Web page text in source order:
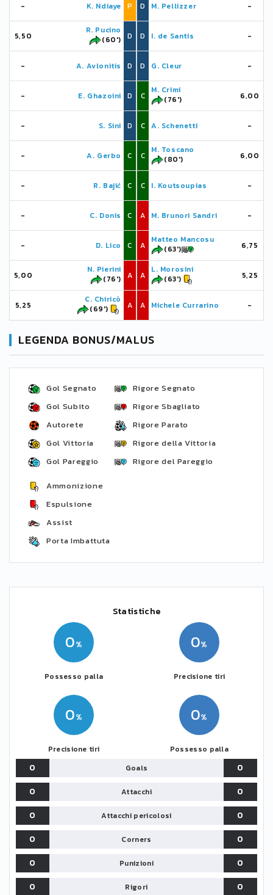
- K. Ndiaye P
5,50
R. Pucino
(60')
D
- A. Avlonitis D
- E. Ghazoini D
- S. Sini D
- A. Gerbo C
- R. Bajić C
- C. Donis C
- D. Lico C
5,00
N. Pierini
(76')
A
5,25
C. Chiricò
(69')
A
D M. Pellizzer -
D I. de Santis -
D G. Cleur -
C
M. Crimi
(76')
6,00
C A. Schenetti -
C
M. Toscano
(80')
6,00
C I. Koutsoupias -
A M. Brunori Sandri -
A
Matteo Mancosu
(63')
6,75
A
L. Morosini
(63')
5,25
A Michele Currarino -
LEGENDA BONUS/MALUS
Gol Segnato
Gol Subito
Autorete
Gol Vittoria
Gol Pareggio
Rigore Segnato
Rigore Sbagliato
Rigore Parato
Rigore della Vittoria
Rigore del Pareggio
Ammonizione
Espulsione
Assist
Porta Imbattuta
Statistiche
0
Possesso palla
0
Precisione tiri
0
Possesso palla
0
Precisione tiri
0 Goals
0
0
Attacchi
0
0
Attacchi pericolosi
0
0
Corners
0
0
Punizioni
0
0
Rigori 0